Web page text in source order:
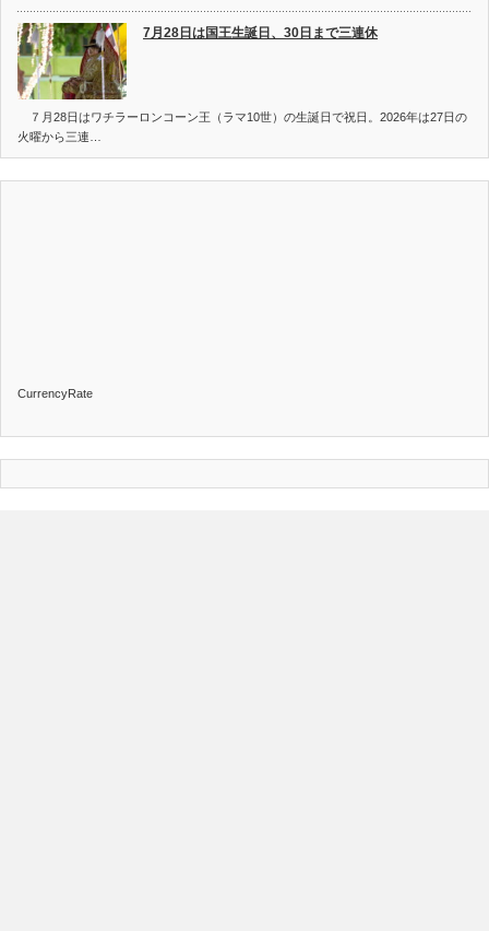
7月28日は国王生誕日、30日まで三連休
７月28日はワチラーロンコーン王（ラマ10世）の生誕日で祝日。2026年は27日の
火曜から三連…
CurrencyRate